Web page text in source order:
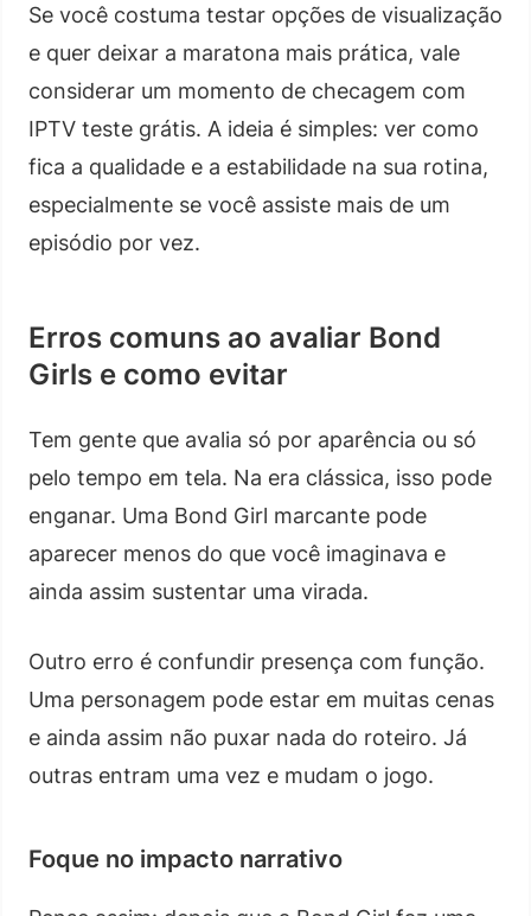
Se você costuma testar opções de visualização
e quer deixar a maratona mais prática, vale
considerar um momento de checagem com
IPTV teste grátis. A ideia é simples: ver como
fica a qualidade e a estabilidade na sua rotina,
especialmente se você assiste mais de um
episódio por vez.
Erros comuns ao avaliar Bond
Girls e como evitar
Tem gente que avalia só por aparência ou só
pelo tempo em tela. Na era clássica, isso pode
enganar. Uma Bond Girl marcante pode
aparecer menos do que você imaginava e
ainda assim sustentar uma virada.
Outro erro é confundir presença com função.
Uma personagem pode estar em muitas cenas
e ainda assim não puxar nada do roteiro. Já
outras entram uma vez e mudam o jogo.
Foque no impacto narrativo